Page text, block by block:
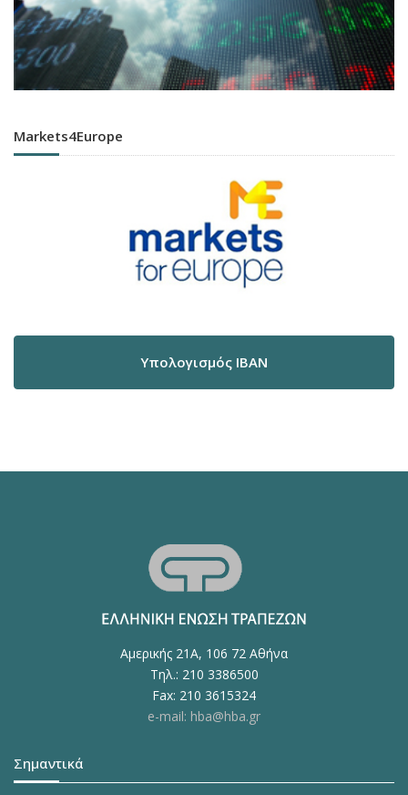
Markets4Europe
Υπολογισμός IBAN
Αμερικής 21Α, 106 72 Αθήνα
Τηλ.: 210 3386500
Fax: 210 3615324
e-mail: hba@hba.gr
Σημαντικά